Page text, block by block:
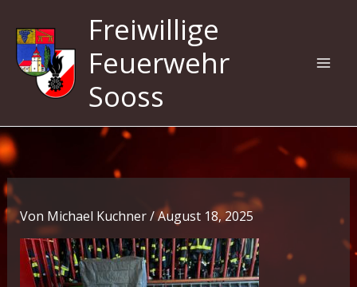
Inhalt
springen
Freiwillige
Feuerwehr
Sooss
Von Michael Kuchner/August 18, 2025